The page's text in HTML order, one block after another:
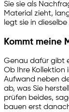
Sie sie als
Material zieht,
legt sie in
Kommt meine
Genau dafür gibt
Ob Ihre Kollektion
Aufwand neben
ab, was Sie
prüfen beides,
bauen erst